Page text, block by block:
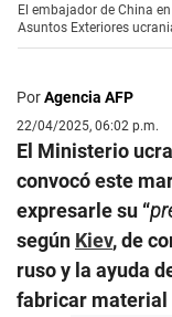
El embajador de China
Asuntos Exteriores
PorAgencia AFP
22/04/2025, 06:02 p.m.
El Ministerio
convocó este
expresarle su “
según Kiev, de
ruso y la ayuda
fabricar material